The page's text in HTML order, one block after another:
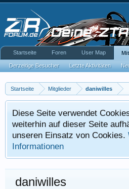
Startseite Mitglieder daniwilles
Diese Seite verwendet
weiterhin auf dieser Seite
unseren Einsatz von Cookies.
Informationen
daniwilles
Startseite Foren User Map
Derzeitige Besucher Letzte Aktivitäten